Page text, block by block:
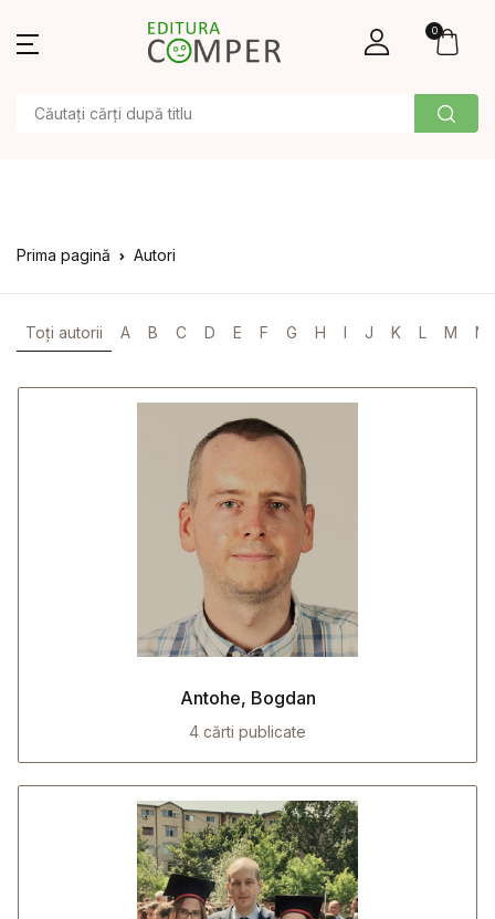
0
Prima pagină Autori
Toți autorii A B C D E F G H I J K L M N
Antohe, Bogdan
4 cărti publicate